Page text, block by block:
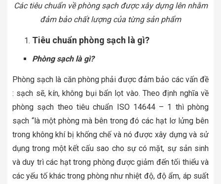
Các tiêu chuẩn về phòng sạch được xây dựng lên nhằm
đảm bảo chất lượng của từng sản phẩm
Tiêu chuẩn phòng sạch là gì?
Phòng sạch là gì?
Phòng sạch là căn phòng phải được đảm bảo các vấn đề
: sạch sẽ, kín, không bụi bẩn lọt vào. Theo định nghĩa về
phòng sạch theo tiêu chuẩn ISO 14644 – 1 thì phòng
sạch “là một phòng mà bên trong đó các hạt lơ lửng bên
trong không khí bị khống chế và nó được xây dựng và sử
dụng trong một kết cấu sao cho sự có mặt, sự sản sinh
và duy trì các hạt trong phòng được giảm đến tối thiểu và
các yếu tố khác trong phòng như nhiệt độ, độ ẩm, áp suất